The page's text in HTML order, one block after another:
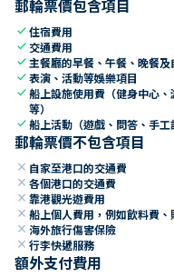
郵輪票價包含項目
check住宿費用
check 交通費用
check 主餐廳的早餐、午餐、晚餐及
check表演、活動等娛樂項目
check船上設施使用費（健身中心
等）
check船上活動（遊戲、問答、手工
郵輪票價不包含項目
close 自家至港口的交通費
close 各個港口的交通費
close 靠港觀光遊費用
close 船上個人費用，例如飲料費
close 海外旅行傷害保險
close 行李快遞服務
額外支付費用